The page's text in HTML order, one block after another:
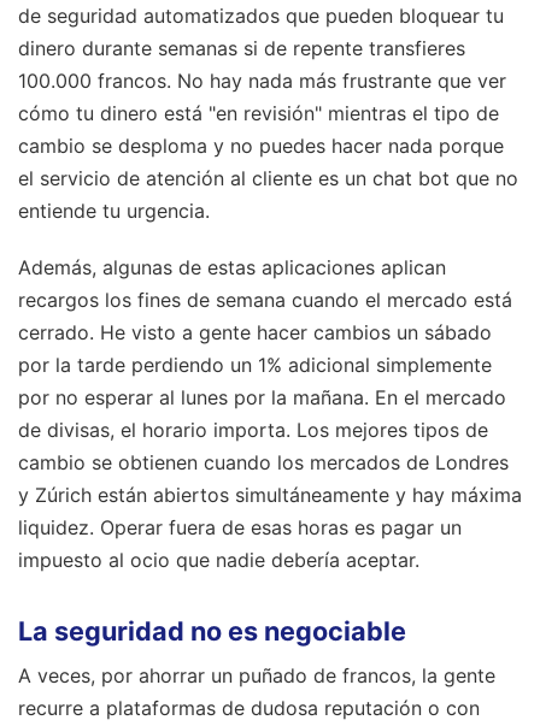
de seguridad automatizados que pueden bloquear tu
dinero durante semanas si de repente transfieres
100.000 francos. No hay nada más frustrante que ver
cómo tu dinero está "en revisión" mientras el tipo de
cambio se desploma y no puedes hacer nada porque
el servicio de atención al cliente es un chat bot que no
entiende tu urgencia.
Además, algunas de estas aplicaciones aplican
recargos los fines de semana cuando el mercado está
cerrado. He visto a gente hacer cambios un sábado
por la tarde perdiendo un 1% adicional simplemente
por no esperar al lunes por la mañana. En el mercado
de divisas, el horario importa. Los mejores tipos de
cambio se obtienen cuando los mercados de Londres
y Zúrich están abiertos simultáneamente y hay máxima
liquidez. Operar fuera de esas horas es pagar un
impuesto al ocio que nadie debería aceptar.
La seguridad no es negociable
A veces, por ahorrar un puñado de francos, la gente
recurre a plataformas de dudosa reputación o con